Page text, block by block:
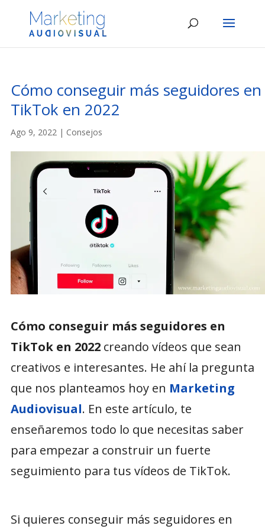
Cómo conseguir más seguidores en
TikTok en 2022
Ago 9, 2022 | Consejos
Cómo conseguir más seguidores en
TikTok en 2022 creando vídeos que sean
creativos e interesantes. He ahí la pregunta
que nos planteamos hoy en Marketing
Audiovisual. En este artículo, te
enseñaremos todo lo que necesitas saber
para empezar a construir un fuerte
seguimiento para tus vídeos de TikTok.
Si quieres conseguir más seguidores en